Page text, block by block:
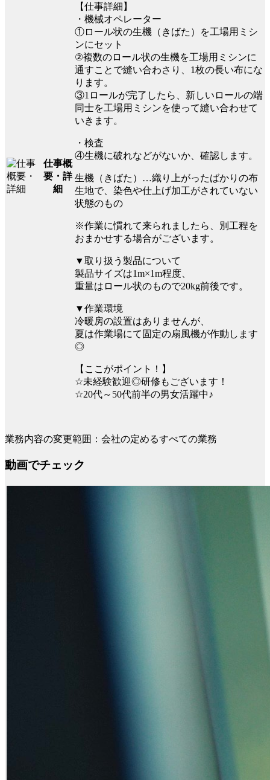
仕事概
要・詳
細
【仕事詳細】
・機械オペレーター
①ロール状の生機（きばた）を工場用ミシ
ンにセット
②複数のロール状の生機を工場用ミシンに
通すことで縫い合わさり、1枚の長い布にな
ります。
③1ロールが完了したら、新しいロールの端
同士を工場用ミシンを使って縫い合わせて
いきます。
・検査
④生機に破れなどがないか、確認します。
生機（きばた）…織り上がったばかりの布
生地で、染色や仕上げ加工がされていない
状態のもの
※作業に慣れて来られましたら、別工程を
おまかせする場合がございます。
▼取り扱う製品について
製品サイズは1m×1m程度、
重量はロール状のもので20kg前後です。
▼作業環境
冷暖房の設置はありませんが、
夏は作業場にて固定の扇風機が作動します
◎
【ここがポイント！】
☆未経験歓迎◎研修もございます！
☆20代～50代前半の男女活躍中♪
業務内容の変更範囲：会社の定めるすべての業務
動画でチェック